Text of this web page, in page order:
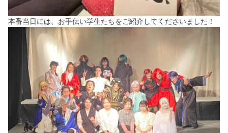
本番当日には、お手伝い学生たちをご紹介してくださいました！